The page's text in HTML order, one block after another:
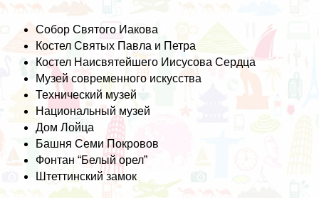
Собор Святого Иакова
Костел Святых Павла и Петра
Костел Наисвятейшего Иисусова Сердца
Музей современного искусства
Технический музей
Национальный музей
Дом Лойца
Башня Семи Покровов
Фонтан “Белый орел”
Штеттинский замок